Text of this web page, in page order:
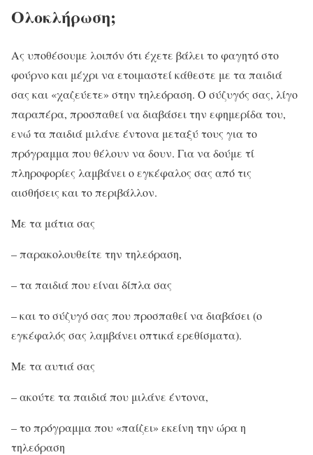
Ολοκλήρωση;
Ας υποθέσουμε λοιπόν ότι έχετε βάλει το φαγητό στο
φούρνο και μέχρι να ετοιμαστεί κάθεστε με τα παιδιά
σας και «χαζεύετε» στην τηλεόραση. Ο σύζυγός σας, λίγο
παραπέρα, προσπαθεί να διαβάσει την εφημερίδα του,
ενώ τα παιδιά μιλάνε έντονα μεταξύ τους για το
πρόγραμμα που θέλουν να δουν. Για να δούμε τί
πληροφορίες λαμβάνει ο εγκέφαλος σας από τις
αισθήσεις και το περιβάλλον.
Με τα μάτια σας
– παρακολουθείτε την τηλεόραση,
– τα παιδιά που είναι δίπλα σας
– και το σύζυγό σας που προσπαθεί να διαβάσει (ο
εγκέφαλός σας λαμβάνει οπτικά ερεθίσματα).
Με τα αυτιά σας
– ακούτε τα παιδιά που μιλάνε έντονα,
– το πρόγραμμα που «παίζει» εκείνη την ώρα η
τηλεόραση